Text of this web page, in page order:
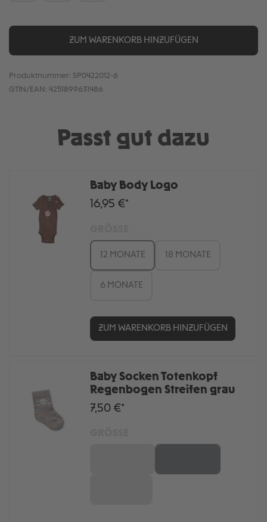
ZUM WARENKORB HINZUFÜGEN
Produktnummer: SP0422012-6
GTIN/EAN: 4251899631486
Passt gut dazu
Baby Body Logo
16,95 €*
12 MONATE 18 MONATE
6 MONATE
ZUM WARENKORB HINZUFÜGEN
Baby Socken Totenkopf
Regenbogen Streifen grau
7,50 €*